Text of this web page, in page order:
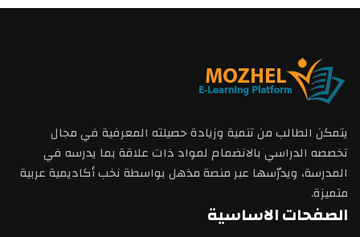
يتمكن الطالب من تنمية وزيادة حصيلته المعرفية في مجال
تخصصه الدراسي بالانضمام لمواد ذات علاقة بما يدرسه في
المدرسة، ويدرّسها عبر منصة مذهل بواسطة نخب أكاديمية عربية
متميزة.
الصفحات الاساسية